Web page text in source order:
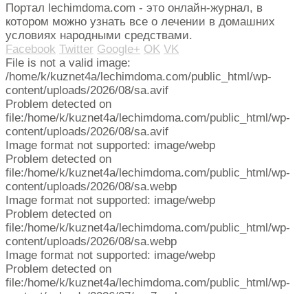
Портал lechimdoma.com - это онлайн-журнал, в
котором можно узнать все о лечении в домашних
условиях народными средствами.
Facebook Twitter Google+ OK VK
File is not a valid image:
/home/k/kuznet4a/lechimdoma.com/public_html/wp-
content/uploads/2026/08/sa.avif
Problem detected on
file:/home/k/kuznet4a/lechimdoma.com/public_html/wp-
content/uploads/2026/08/sa.avif
Image format not supported: image/webp
Problem detected on
file:/home/k/kuznet4a/lechimdoma.com/public_html/wp-
content/uploads/2026/08/sa.webp
Image format not supported: image/webp
Problem detected on
file:/home/k/kuznet4a/lechimdoma.com/public_html/wp-
content/uploads/2026/08/sa.webp
Image format not supported: image/webp
Problem detected on
file:/home/k/kuznet4a/lechimdoma.com/public_html/wp-